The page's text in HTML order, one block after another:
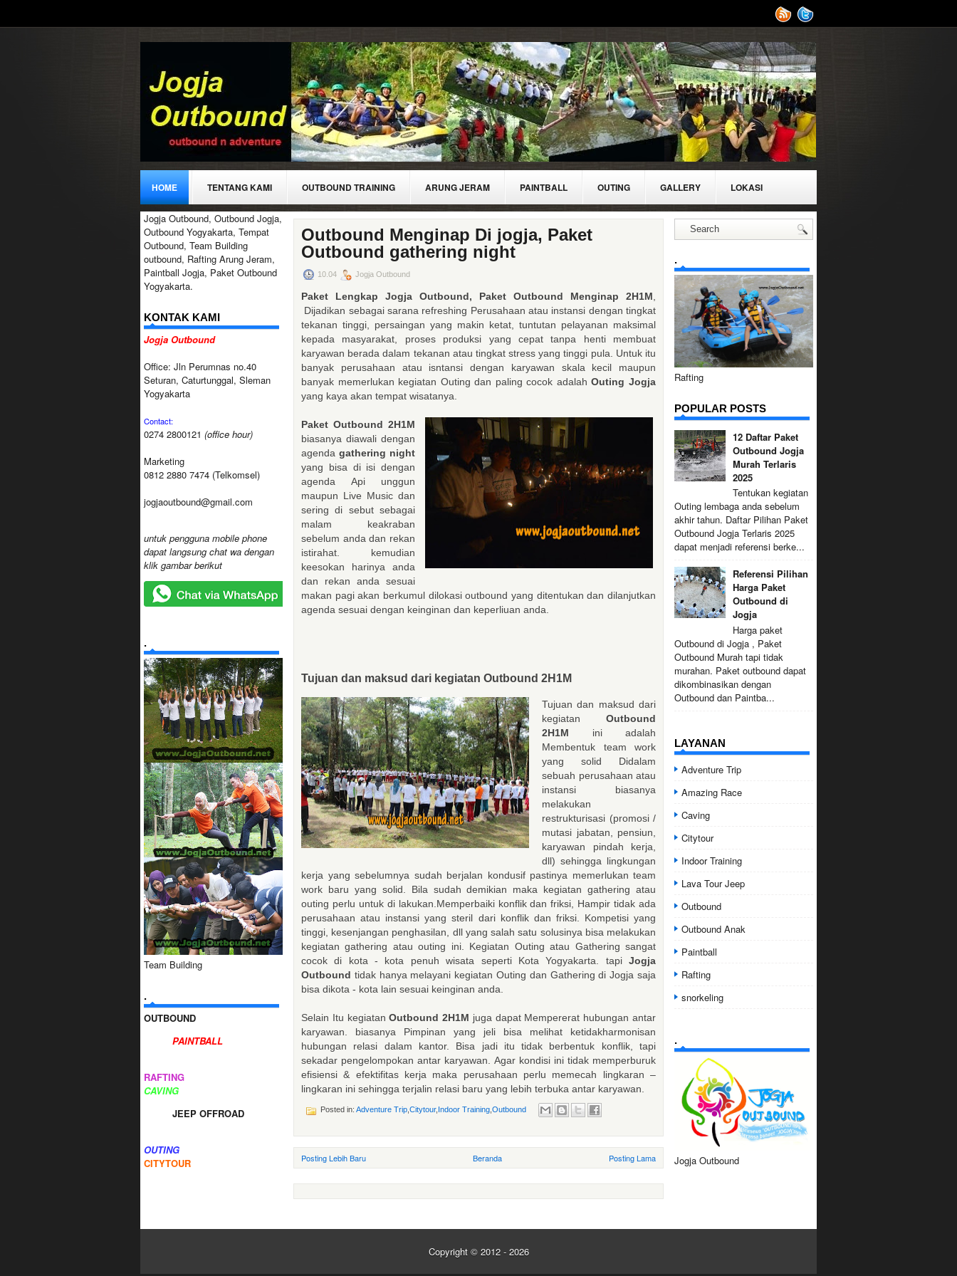
HOME TENTANG KAMI OUTBOUND TRAINING ARUNG JERAM PAINTBALL OUTING GALLERY LOKASI
KONTAK
Jogja Outbound, Outbound Jogja,
Outbound Yogyakarta, Tempat
Outbound, Team Building
outbound, Rafting Arung Jeram,
Paintball Jogja, Paket Outbound
Yogyakarta.
KONTAK KAMI
Jogja Outbound
Office: Jln Perumnas no.40
Seturan, Caturtunggal, Sleman
Yogyakarta
Contact:
0274 2800121 (office hour)
Marketing
0812 2880 7474 (Telkomsel)
jogjaoutbound@gmail.com
untuk pengguna mobile phone
dapat langsung chat wa dengan
klik gambar berikut
.
Team Building
.
OUTBOUND
PAINTBALL
RAFTING
CAVING
JEEP OFFROAD
OUTING
CITYTOUR
Outbound Menginap Di jogja, Paket
Outbound gathering night
10.04 Jogja Outbound
Paket Lengkap Jogja Outbound, Paket Outbound Menginap 2H1M
Dijadikan sebagai sarana refreshing Perusahaan atau instansi dengan tingkat
tekanan tinggi, persaingan yang makin ketat, tuntutan pelayanan maksimal
kepada masyarakat, proses produksi yang cepat tanpa henti membuat
karyawan berada dalam tekanan atau tingkat stress yang tinggi pula. Untuk itu
banyak perusahaan atau isntansi dengan karyawan skala kecil maupun
banyak memerlukan kegiatan Outing dan paling cocok adalahOuting Jogja
yang kaya akan tempat wisatanya.
Paket Outbound 2H1M
biasanya diawali dengan
agenda gathering night
yang bisa di isi dengan
agenda Api unggun
maupun Live Music dan
sering di sebut sebagai
malam keakraban
sebelum anda dan rekan
istirahat. kemudian
keesokan harinya anda
dan rekan anda sesuai
makan pagi akan berkumul dilokasi outbound yang ditentukan dan dilanjutkan
agenda sesuai dengan keinginan dan keperliuan anda.
Tujuan dan maksud dari kegiatan Outbound 2H1M
Tujuan dan maksud dari
kegiatan Outbound
2H1M ini adalah
Membentuk team work
yang solid Didalam
sebuah perusahaan atau
instansi biasanya
melakukan
restrukturisasi (promosi /
mutasi jabatan, pensiun,
karyawan pindah kerja,
dll) sehingga lingkungan
kerja yang sebelumnya sudah berjalan kondusif pastinya memerlukan team
work baru yang solid. Bila sudah demikian maka kegiatan gathering atau
outing perlu untuk di lakukan.Memperbaiki konflik dan friksi, Hampir tidak ada
perusahaan atau instansi yang steril dari konflik dan friksi. Kompetisi yang
tinggi, kesenjangan penghasilan, dll yang salah satu solusinya bisa melakukan
kegiatan gathering atau outing ini. Kegiatan Outing atau Gathering sangat
cocok di kota - kota penuh wisata seperti Kota Yogyakarta. tapi Jogja
Outbound tidak hanya melayani kegiatan Outing dan Gathering di Jogja saja
bisa dikota - kota lain sesuai keinginan anda.
Selain Itu kegiatanOutbound 2H1M juga dapat Mempererat hubungan antar
karyawan. biasanya Pimpinan yang jeli bisa melihat ketidakharmonisan
hubungan relasi dalam kantor. Bisa jadi itu tidak berbentuk konflik, tapi
sekadar pengelompokan antar karyawan. Agar kondisi ini tidak memperburuk
efisiensi & efektifitas kerja maka perusahaan perlu memecah lingkaran –
lingkaran ini sehingga terjalin relasi baru yang lebih terbuka antar karyawan.
Posted in: Adventure Trip,Citytour, Indoor Training,Outbound
Posting Lebih Baru Posting Lama
Beranda
.
Rafting
POPULAR POSTS
12 Daftar Paket
Outbound Jogja
Murah Terlaris
2025
Tentukan kegiatan
Outing lembaga anda sebelum
akhir tahun. Daftar Pilihan Paket
Outbound Jogja Terlaris 2025
dapat menjadi referensi berke...
Referensi Pilihan
Harga Paket
Outbound di
Jogja
Harga paket
Outbound di Jogja , Paket
Outbound Murah tapi tidak
murahan. Paket outbound dapat
dikombinasikan dengan
Outbound dan Paintba...
LAYANAN
Adventure Trip
Amazing Race
Caving
Citytour
Indoor Training
Lava Tour Jeep
Outbound
Outbound Anak
Paintball
Rafting
snorkeling
.
Jogja Outbound
Copyright © 2012 - 2026